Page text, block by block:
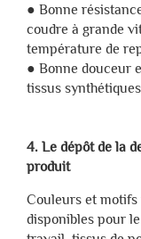
● Bonne
coudre à grande
température de
● Bonne douceur
tissus
4. Le dépôt de la
produit
Couleurs et
disponibles pour